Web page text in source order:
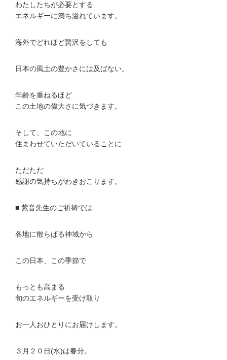
わたしたちが必要とする
エネルギーに満ち溢れています。
海外でどれほど贅沢をしても
日本の風土の豊かさには及ばない。
年齢を重ねるほど
この土地の偉大さに気づきます。
そして、この地に
住まわせていただいていることに
ただただ
感謝の気持ちがわきおこります。
■ 紫音先生のご祈祷では
各地に散らばる神域から
この日本、この季節で
もっとも高まる
旬のエネルギーを受け取り
お一人おひとりにお届けします。
３月２０日(水)は春分。